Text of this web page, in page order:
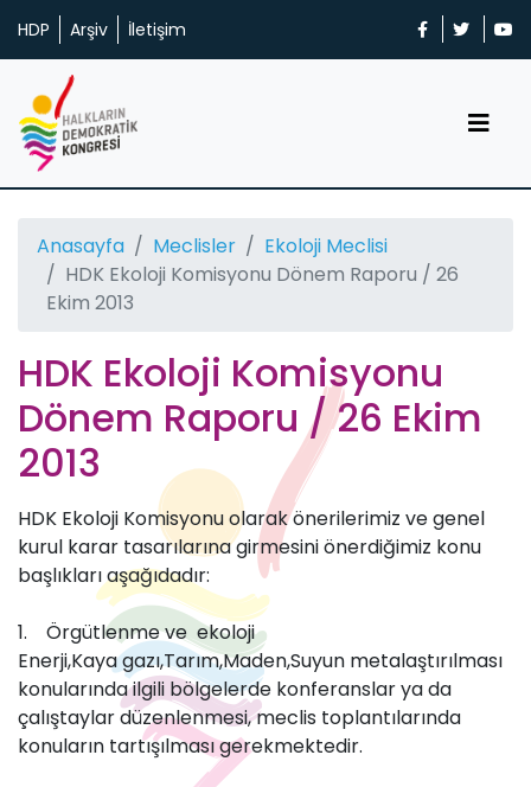
HDP Arşiv İletişim
Anasayfa Meclisler
Ekoloji Meclisi
HDK Ekoloji Komisyonu Dönem Raporu / 26
Ekim 2013
HDK Ekoloji Komisyonu
Dönem Raporu / 26 Ekim
2013
HDK Ekoloji Komisyonu olarak önerilerimiz ve genel
kurul karar tasarılarına girmesini önerdiğimiz konu
başlıkları aşağıdadır:
1. Örgütlenme ve ekoloji
Enerji,Kaya gazı,Tarım,Maden,Suyun metalaştırılması
konularında ilgili bölgelerde konferanslar ya da
çalıştaylar düzenlenmesi, meclis toplantılarında
konuların tartışılması gerekmektedir.